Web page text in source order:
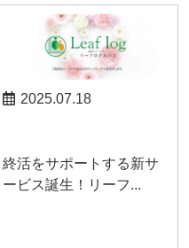
2025.07.18
終活をサポートする新サ
ービス誕生！リーフ...